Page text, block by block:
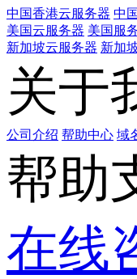
中国香港云服务器 中
美国云服务器 美国服
新加坡云服务器 新加
关于
公司介绍 帮助中心 域
帮助
在线